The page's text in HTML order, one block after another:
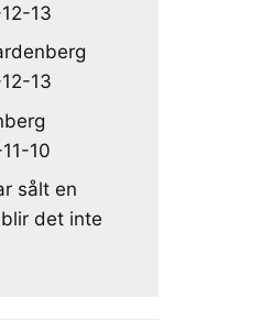
13
13
10
sålt en
det inte